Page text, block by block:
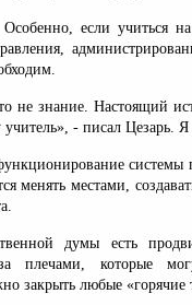
если учиться
не знание. Настоящий
- писал Цезарь. Я
системы
менять местами,
думы есть
плечами, которые
закрыть любые «горячие